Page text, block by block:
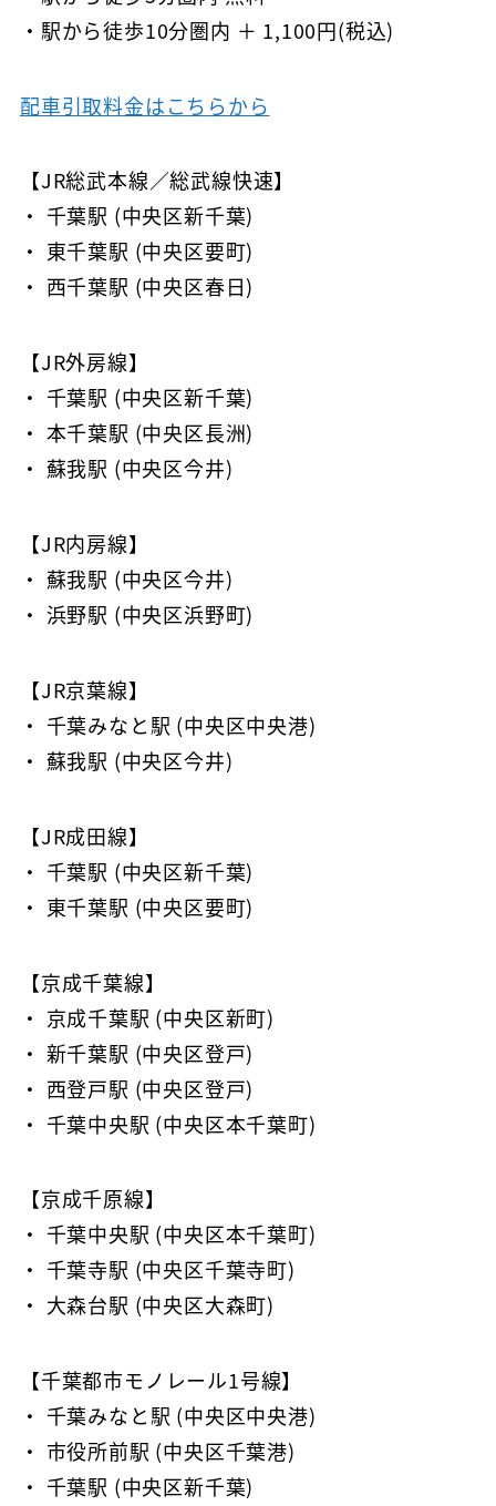
・駅から徒歩10分圏内 ＋ 1,100円(税込)
配車引取料金はこちらから
【JR総武本線／総武線快速】
・ 千葉駅 (中央区新千葉)
・ 東千葉駅 (中央区要町)
・ 西千葉駅 (中央区春日)
【JR外房線】
・ 千葉駅 (中央区新千葉)
・ 本千葉駅 (中央区長洲)
・ 蘇我駅 (中央区今井)
【JR内房線】
・ 蘇我駅 (中央区今井)
・ 浜野駅 (中央区浜野町)
【JR京葉線】
・ 千葉みなと駅 (中央区中央港)
・ 蘇我駅 (中央区今井)
【JR成田線】
・ 千葉駅 (中央区新千葉)
・ 東千葉駅 (中央区要町)
【京成千葉線】
・ 京成千葉駅 (中央区新町)
・ 新千葉駅 (中央区登戸)
・ 西登戸駅 (中央区登戸)
・ 千葉中央駅 (中央区本千葉町)
【京成千原線】
・ 千葉中央駅 (中央区本千葉町)
・ 千葉寺駅 (中央区千葉寺町)
・ 大森台駅 (中央区大森町)
【千葉都市モノレール1号線】
・ 千葉みなと駅 (中央区中央港)
・ 市役所前駅 (中央区千葉港)
・ 千葉駅 (中央区新千葉)